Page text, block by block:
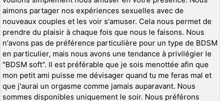
aimons partager nos expériences sexuelles avec de
nouveaux couples et les voir s'amuser. Cela nous permet de
prendre du plaisir à chaque fois que nous le faisons. Nous
n'avons pas de préférence particulière pour un type de BDSM
en particulier, mais nous avons une tendance à privilégier le
"BDSM soft". Il est préférable que je sois menottée afin que
mon petit ami puisse me dévisager quand tu me feras mal et
que j'aurai un orgasme comme jamais auparavant. Nous
sommes disponibles uniquement le soir. Nous préférons